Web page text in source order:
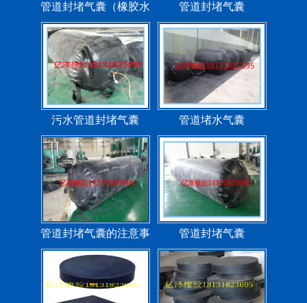
管道封堵气囊（橡胶水
堵）
管道封堵气囊
污水管道封堵气囊 管道堵水气囊
管道封堵气囊的注意事
项
管道封堵气囊